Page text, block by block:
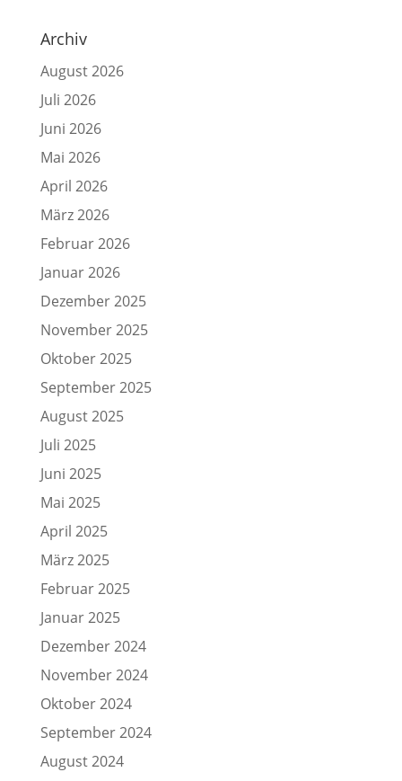
Archiv
August 2026
Juli 2026
Juni 2026
Mai 2026
April 2026
März 2026
Februar 2026
Januar 2026
Dezember 2025
November 2025
Oktober 2025
September 2025
August 2025
Juli 2025
Juni 2025
Mai 2025
April 2025
März 2025
Februar 2025
Januar 2025
Dezember 2024
November 2024
Oktober 2024
September 2024
August 2024